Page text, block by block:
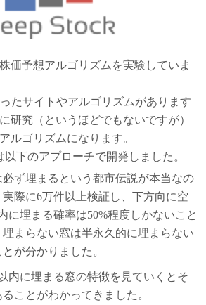
価予想アルゴリズムを実験していま
たサイトやアルゴリズムがあります
研究（というほどでもないですが）
ルゴリズムになります。
以下のアプローチで開発しました。
必ず埋まるという都市伝説が本当なの
際に6万件以上検証し、下方向に空
に埋まる確率は50%程度しかないこと
まらない窓は半永久的に埋まらない
が分かりました。
内に埋まる窓の特徴を見ていくとそ
ことがわかってきました。